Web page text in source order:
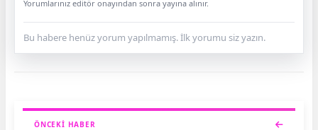
Yorumlarınız editör onayından sonra yayına alınır.
Bu habere henüz yorum yapılmamış. İlk yorumu siz yazın.
ÖNCEKI HABER